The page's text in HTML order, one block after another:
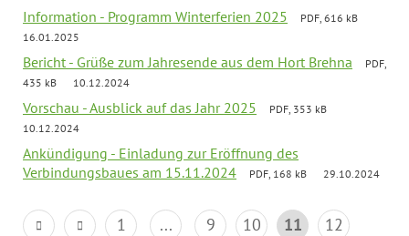
Information - Programm Winterferien 2025
PDF, 616 kB
16.01.2025
Bericht - Grüße zum Jahresende aus dem Hort Brehna
PDF,
435 kB
10.12.2024
Vorschau - Ausblick auf das Jahr 2025
PDF, 353 kB
10.12.2024
Ankündigung - Einladung zur Eröffnung des
Verbindungsbaues am 15.11.2024
PDF, 168 kB 29.10.2024
1 ... 9 10 11
12